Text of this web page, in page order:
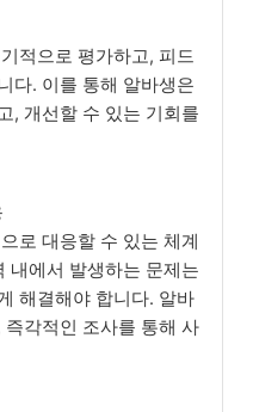
적으로 평가하고, 피드
다. 이를 통해 알바생은
, 개선할 수 있는 기회를
로 대응할 수 있는 체계
내에서 발생하는 문제는
해결해야 합니다. 알바
각적인 조사를 통해 사